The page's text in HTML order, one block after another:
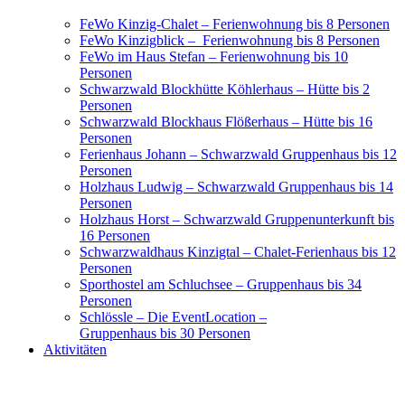
FeWo Kinzig-Chalet – Ferienwohnung bis 8 Personen
FeWo Kinzigblick – Ferienwohnung bis 8 Personen
FeWo im Haus Stefan – Ferienwohnung bis 10
Personen
Schwarzwald Blockhütte Köhlerhaus – Hütte bis 2
Personen
Schwarzwald Blockhaus Flößerhaus – Hütte bis 16
Personen
Ferienhaus Johann – Schwarzwald Gruppenhaus bis 12
Personen
Holzhaus Ludwig – Schwarzwald Gruppenhaus bis 14
Personen
Holzhaus Horst – Schwarzwald Gruppenunterkunft bis
16 Personen
Schwarzwaldhaus Kinzigtal – Chalet-Ferienhaus bis 12
Personen
Sporthostel am Schluchsee – Gruppenhaus bis 34
Personen
Schlössle – Die EventLocation –
Gruppenhaus bis 30 Personen
Aktivitäten